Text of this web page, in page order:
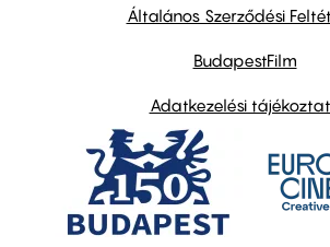
Általános Szerződési
BudapestFilm
Adatkezelési